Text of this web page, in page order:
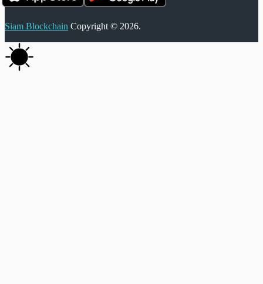
Siam Blockchain Copyright © 2026.